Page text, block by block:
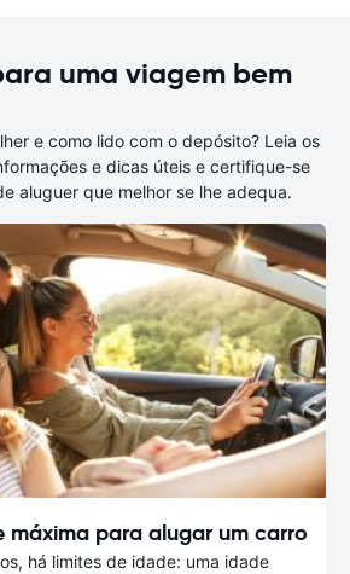
uma viagem bem
e como lido com o depósito? Leia os
e dicas úteis e certifique-se
aluguer que melhor se lhe adequa.
máxima para alugar um carro
há limites de idade: uma idade